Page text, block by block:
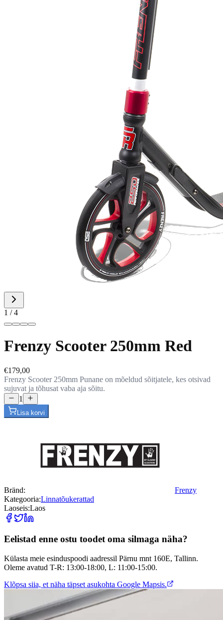
1 /4
Frenzy Scooter 250mm Red
€179,00
Frenzy Scooter 250mm Punane on mõeldud sõitjatele, kes otsivad
sujuvat ja tõhusat vaba aja sõitu.
1
Lisa korvi
Bränd:
Frenzy
Kategooria:Linnatõukerattad
Laoseis:Laos
Eelistad enne ostu toodet oma silmaga näha?
Külasta meie esinduspoodi aadressil Pärnu mnt 160E, Tallinn.
Oleme avatud T-R: 13:00-18:00, L: 11:00-15:00.
Klõpsa siia, et näha täpset asukohta Google Mapsis.